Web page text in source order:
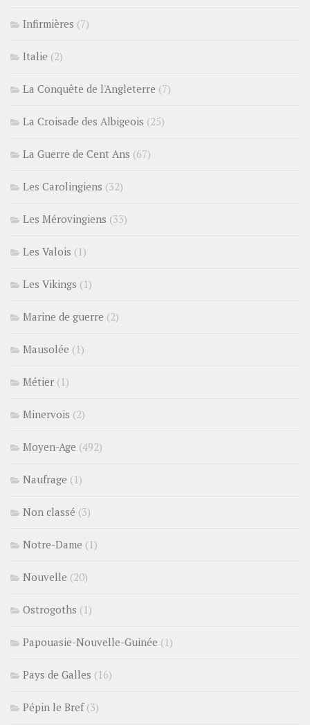
Infirmières (7)
Italie (2)
La Conquête de l'Angleterre (7)
La Croisade des Albigeois (25)
La Guerre de Cent Ans (67)
Les Carolingiens (32)
Les Mérovingiens (33)
Les Valois (1)
Les Vikings (1)
Marine de guerre (2)
Mausolée (1)
Métier (1)
Minervois (2)
Moyen-Age (492)
Naufrage (1)
Non classé (3)
Notre-Dame (1)
Nouvelle (20)
Ostrogoths (1)
Papouasie-Nouvelle-Guinée (1)
Pays de Galles (16)
Pépin le Bref(3)